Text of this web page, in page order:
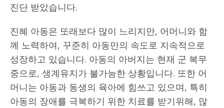
진단 받았습니다.
진혜 아동은 또래보다 많이 느리지만, 어머니와 함
께 노력하여, 꾸준히 아동만의 속도로 지속적으로
성장하고 있습니다. 아동의 아버지는 현재 군 복무
중으로, 생계유지가 불가능한 상황입니다. 또한 어
머니는 아동과 동생의 육아에 힘쓰고 있으며, 특히
아동의 장애를 극복하기 위한 치료를 받기위해, 많